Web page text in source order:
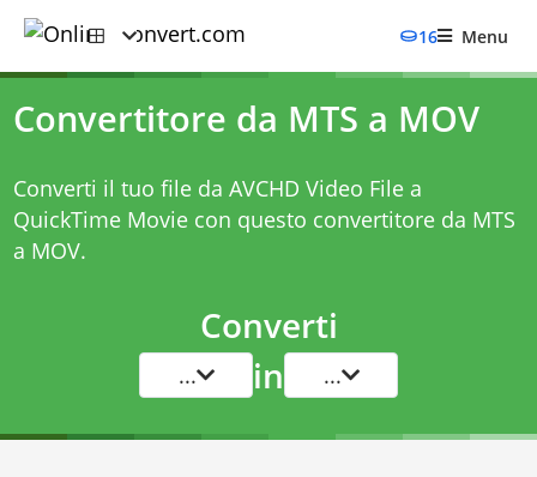
16 Menu
Convertitore da MTS a MOV
Converti il tuo file da AVCHD Video File a
QuickTime Movie con questo convertitore da MTS
a MOV.
Converti
... in ...